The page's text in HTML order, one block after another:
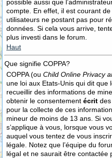
possible aussi que
compte. En effet, il est courant
utilisateurs ne postant pas pour
données. Si cela vous arrive,
plus investi dans le forum.
Haut
Que signifie COPPA?
COPPA (ou Child Online Privacy
une loi aux Etats-Unis qui dit que
recueillir des informations de
obtenir le consentement écrit
pour la collecte de ces
mineur de moins de 13 ans. Si
s’applique à vous, lorsque vous
auquel vous tentez de vous
légale. Notez que l’équipe du
légal et ne saurait être contactée